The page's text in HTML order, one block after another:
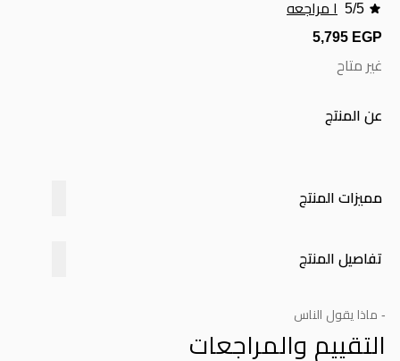
5/5 ١ مراجعه
5,795 EGP
غير متاح
عن المنتج
مميزات المنتج
تفاصيل المنتج
- ماذا يقول الناس
التقييم والمراجعات